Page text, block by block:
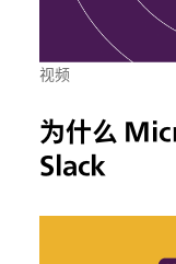
视频
为什么
Slack